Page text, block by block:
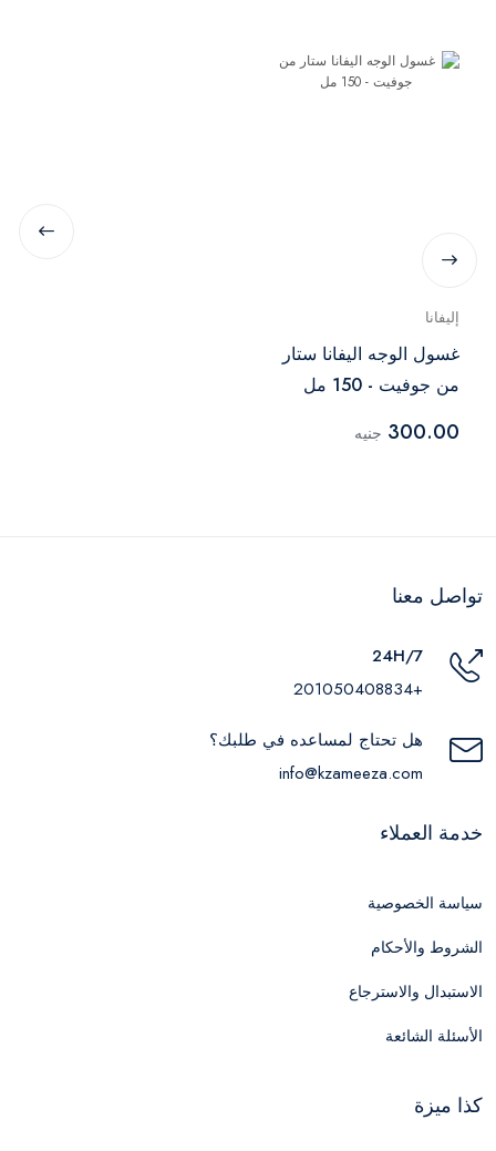
إليفانا
غسول الوجه اليفانا ستار
من جوفيت - 150 مل
300.00 جنيه
تواصل معنا
24H/7
+201050408834
هل تحتاج لمساعده في طلبك؟
info@kzameeza.com
خدمة العملاء
سياسة الخصوصية
الشروط والأحكام
الاستبدال والاسترجاع
الأسئلة الشائعة
كذا ميزة